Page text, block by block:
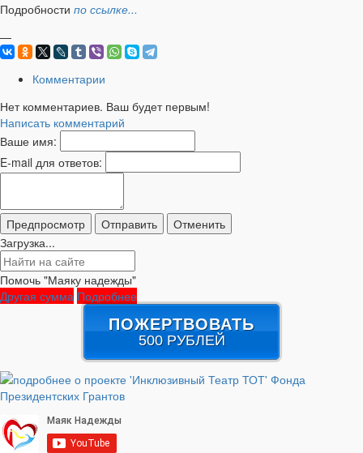
Подробности по ссылке...
—
Комментарии
Нет комментариев. Ваш будет первым!
Написать комментарий
Ваше имя:
E-mail для ответов:
Загрузка...
Помочь "Маяку надежды"
Другая сумма Подробнее
ПОЖЕРТВОВАТЬ
500 РУБЛЕЙ